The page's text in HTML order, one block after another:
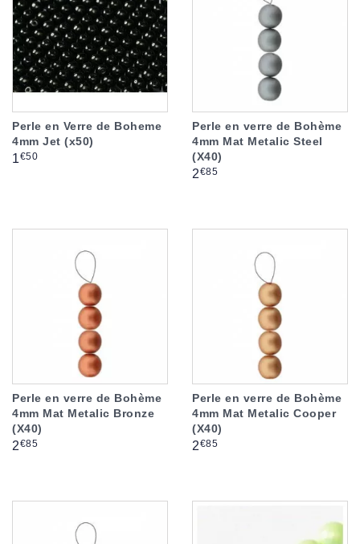
Perle en Verre de Boheme
4mm Jet (x50)
Prix
1€50
Perle en verre de Bohème
4mm Mat Metalic Steel
(X40)
Prix
2€85
Perle en verre de Bohème
4mm Mat Metalic Bronze
(X40)
Prix
2€85
Perle en verre de Bohème
4mm Mat Metalic Cooper
(X40)
Prix
2€85